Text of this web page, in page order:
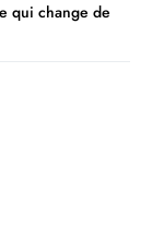
qui change de